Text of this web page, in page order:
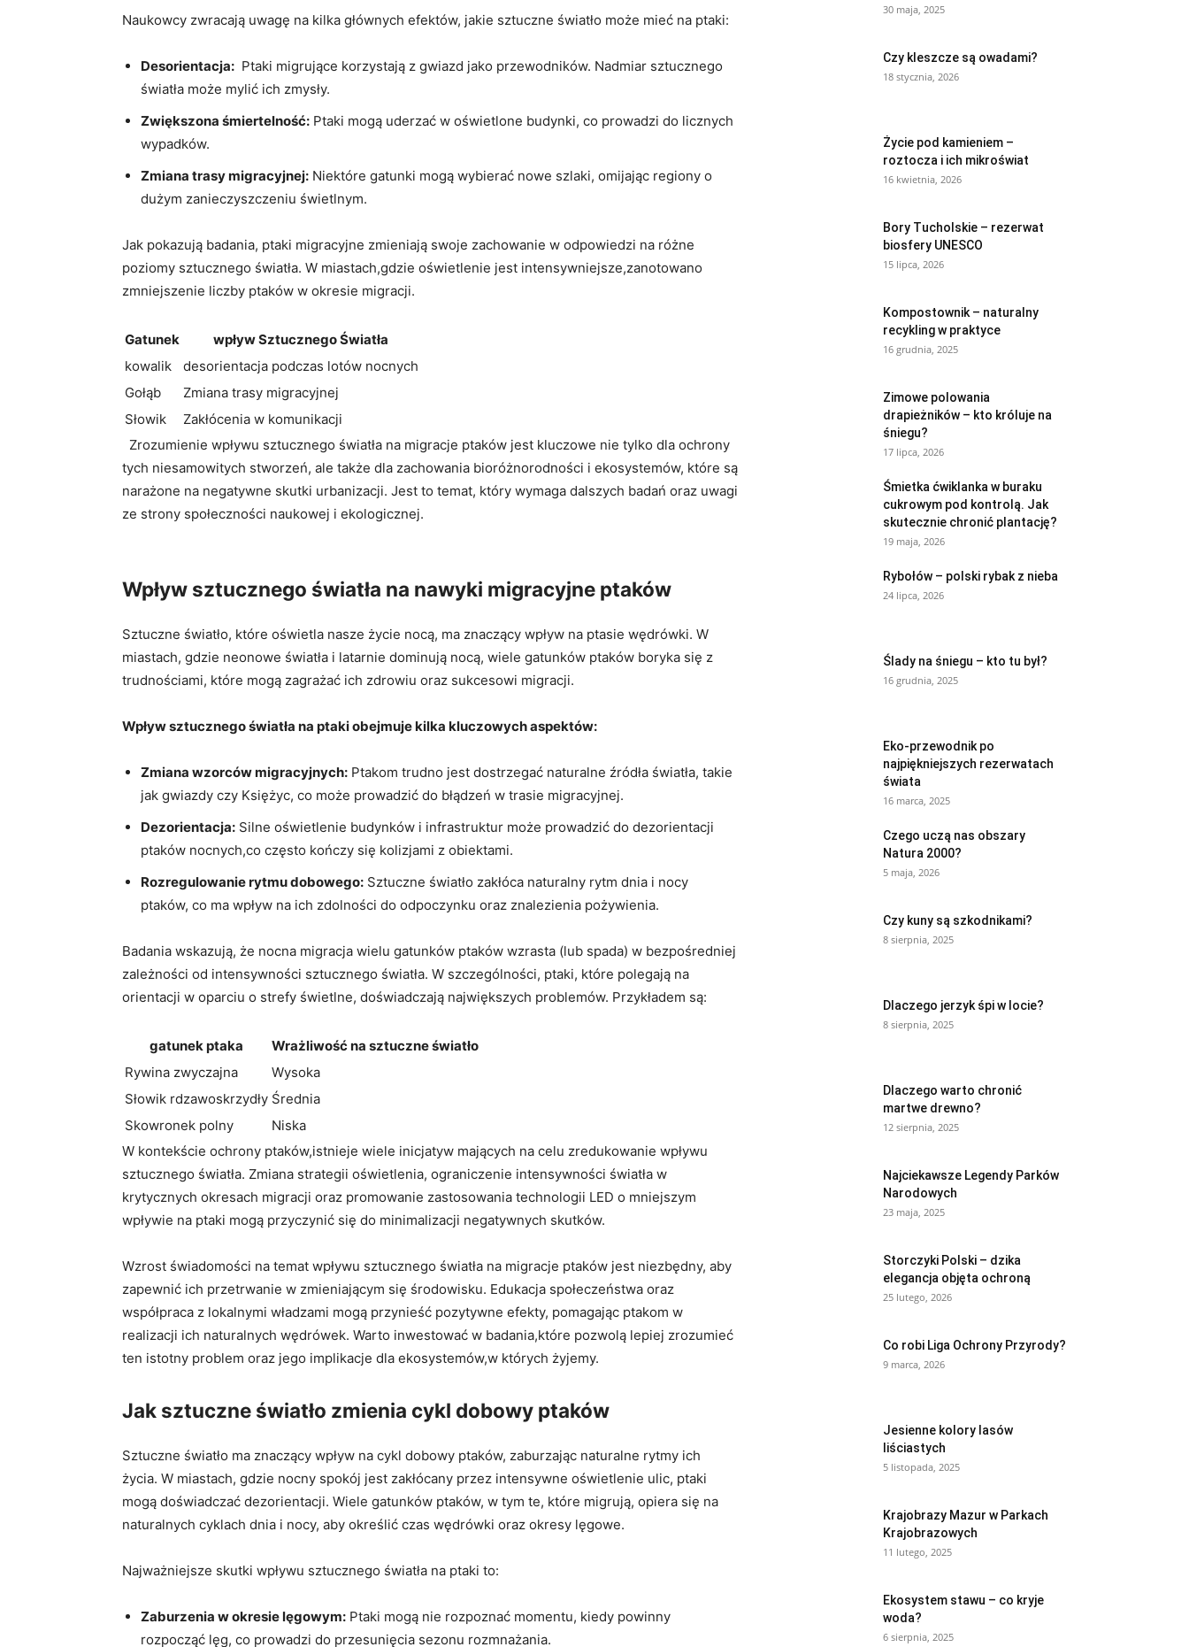
Naukowcy zwracają uwagę na kilka głównych⁣ efektów, ⁤jakie⁢ sztuczne światło może mieć na ptaki:
Desorientacja: ⁢ Ptaki migrujące korzystają z gwiazd jako przewodników. ⁢Nadmiar ⁤sztucznego
światła może mylić ich zmysły.
Zwiększona ‌śmiertelność: Ptaki mogą uderzać w oświetlone budynki, co prowadzi do⁢ licznych
wypadków.
Zmiana trasy‌ migracyjnej: Niektóre gatunki mogą wybierać nowe szlaki,‌ omijając regiony o
dużym zanieczyszczeniu świetlnym.
Jak pokazują badania, ptaki‌ migracyjne zmieniają swoje zachowanie w odpowiedzi na różne
poziomy sztucznego światła. W ⁢miastach,gdzie oświetlenie jest intensywniejsze,zanotowano
⁢zmniejszenie liczby ptaków w ‍okresie migracji.
Gatunek
wpływ Sztucznego Światła
kowalik
desorientacja podczas lotów nocnych
Gołąb
Zmiana trasy migracyjnej
Słowik
Zakłócenia w ​komunikacji
⁤ ⁣ Zrozumienie wpływu sztucznego światła na migracje‌ ptaków jest‍ kluczowe nie tylko dla ochrony
tych niesamowitych stworzeń, ale​ także dla⁢ zachowania bioróżnorodności i ekosystemów, które ⁣są
narażone⁣ na ⁢negatywne skutki urbanizacji. Jest to temat, który wymaga dalszych​ badań oraz uwagi
ze strony społeczności naukowej i ekologicznej.
Wpływ sztucznego światła na ‍nawyki migracyjne ptaków
Sztuczne światło, które oświetla⁣ nasze życie nocą, ⁢ma znaczący wpływ na ptasie⁢ wędrówki.⁤ W
miastach, gdzie neonowe światła i latarnie dominują⁢ nocą, ‍wiele gatunków ptaków boryka się z
trudnościami, które mogą zagrażać ich ⁢zdrowiu oraz sukcesowi migracji.
Wpływ sztucznego światła na ptaki obejmuje kilka kluczowych aspektów:
Zmiana wzorców migracyjnych: Ptakom trudno jest dostrzegać naturalne źródła światła,⁤ takie
jak gwiazdy⁣ czy Księżyc, co może prowadzić do błądzeń w trasie migracyjnej.
Dezorientacja: ‍Silne oświetlenie ⁢budynków i infrastruktur może prowadzić do dezorientacji
ptaków nocnych,co często kończy się kolizjami z obiektami.
Rozregulowanie ‍rytmu dobowego: Sztuczne światło zakłóca naturalny rytm dnia ⁢i nocy
⁤ptaków, co ma wpływ na ich zdolności do⁤ odpoczynku oraz ​znalezienia pożywienia.
Badania wskazują, że nocna migracja wielu gatunków ptaków wzrasta (lub spada) w bezpośredniej
zależności od intensywności sztucznego⁢ światła. W szczególności, ptaki, które polegają na
orientacji w oparciu o strefy świetlne, doświadczają największych problemów. Przykładem są:
gatunek ptaka
Wrażliwość na sztuczne światło
Rywina zwyczajna
Wysoka
Słowik rdzawoskrzydły Średnia
Skowronek polny
Niska
W ⁤kontekście ochrony ptaków,istnieje wiele inicjatyw mających na celu zredukowanie wpływu
sztucznego światła. Zmiana ‍strategii oświetlenia, ograniczenie intensywności światła w
krytycznych ⁢okresach migracji oraz promowanie zastosowania technologii LED o mniejszym
wpływie na ptaki mogą przyczynić się do minimalizacji negatywnych‌ skutków.
Wzrost świadomości na temat wpływu sztucznego światła na migracje ptaków jest niezbędny, aby
‍zapewnić ich przetrwanie⁣ w zmieniającym się środowisku. Edukacja społeczeństwa oraz
współpraca z lokalnymi władzami mogą przynieść pozytywne efekty, pomagając ptakom w
realizacji ich naturalnych wędrówek. Warto inwestować w badania,które pozwolą lepiej zrozumieć
ten istotny problem⁣ oraz jego implikacje dla ekosystemów,w których żyjemy.
Jak sztuczne światło zmienia cykl dobowy⁤ ptaków
Sztuczne światło ma znaczący‌ wpływ na⁤ cykl dobowy ptaków, zaburzając naturalne rytmy ich
życia. W miastach,⁤ gdzie nocny spokój jest zakłócany przez intensywne oświetlenie ulic, ptaki
mogą doświadczać dezorientacji. Wiele gatunków ptaków, w tym te, które migrują, opiera się‍ na
naturalnych cyklach dnia i nocy, aby określić czas wędrówki oraz okresy lęgowe.
Najważniejsze skutki wpływu sztucznego światła na ptaki to:
Zaburzenia w okresie ⁢lęgowym: Ptaki mogą nie rozpoznać momentu, kiedy powinny
rozpocząć lęg, co prowadzi do przesunięcia sezonu⁣ rozmnażania.
30 maja, 2025
Czy kleszcze są owadami?
18 stycznia, 2026
Życie pod kamieniem –
roztocza i ich mikroświat
16 kwietnia, 2026
Bory Tucholskie – rezerwat
biosfery UNESCO
15 lipca, 2026
Kompostownik – naturalny
recykling w praktyce
16 grudnia, 2025
Zimowe polowania
drapieżników – kto króluje na
śniegu?
17 lipca, 2026
Śmietka ćwiklanka w buraku
cukrowym pod kontrolą. Jak
skutecznie chronić plantację?
19 maja, 2026
Rybołów – polski rybak z nieba
24 lipca, 2026
Ślady na śniegu – kto tu był?
16 grudnia, 2025
Eko-przewodnik po
najpiękniejszych rezerwatach
świata
16 marca, 2025
Czego uczą nas obszary
Natura 2000?
5 maja, 2026
Czy kuny są szkodnikami?
8 sierpnia, 2025
Dlaczego jerzyk śpi w locie?
8 sierpnia, 2025
Dlaczego warto chronić
martwe drewno?
12 sierpnia, 2025
Najciekawsze Legendy Parków
Narodowych
23 maja, 2025
Storczyki Polski – dzika
elegancja objęta ochroną
25 lutego, 2026
Co robi Liga Ochrony Przyrody?
9 marca, 2026
Jesienne kolory lasów
liściastych
5 listopada, 2025
Krajobrazy Mazur w Parkach
Krajobrazowych
11 lutego, 2025
Ekosystem stawu – co kryje
woda?
6 sierpnia, 2025